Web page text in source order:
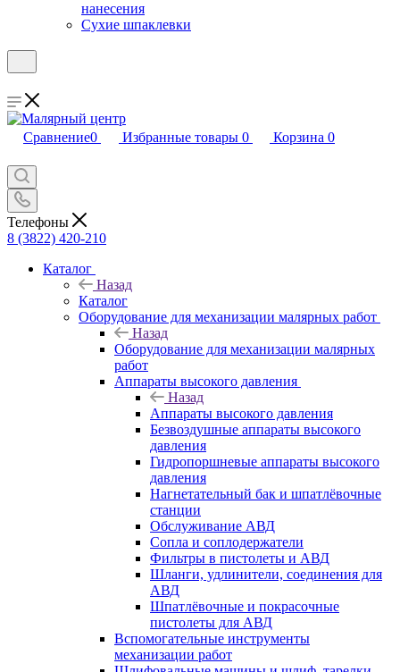
нанесения
Сухие шпаклевки
Сравнение0 Избранные товары 0 Корзина 0
Телефоны
8 (3822) 420-210
Каталог
Назад
Каталог
Оборудование для механизации малярных работ
Назад
Оборудование для механизации малярных
работ
Аппараты высокого давления
Назад
Аппараты высокого давления
Безвоздушные аппараты высокого
давления
Гидропоршневые аппараты высокого
давления
Нагнетательный бак и шпатлёвочные
станции
Обслуживание АВД
Сопла и соплодержатели
Фильтры в пистолеты и АВД
Шланги, удлинители, соединения для
АВД
Шпатлёвочные и покрасочные
пистолеты для АВД
Вспомогательные инструменты
механизации работ